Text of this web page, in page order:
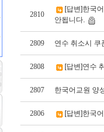
2810
[답변]한국
안됩니다.
2809 연수 취소시 쿠
2808 [답변]연수
2807 한국어교원 양
2806 [답변]한국